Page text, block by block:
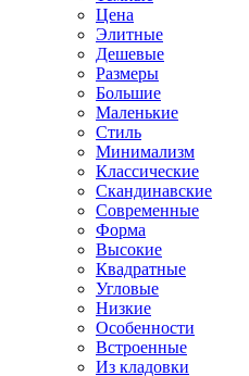
Цена
Элитные
Дешевые
Размеры
Большие
Маленькие
Стиль
Минимализм
Классические
Скандинавские
Современные
Форма
Высокие
Квадратные
Угловые
Низкие
Особенности
Встроенные
Из кладовки